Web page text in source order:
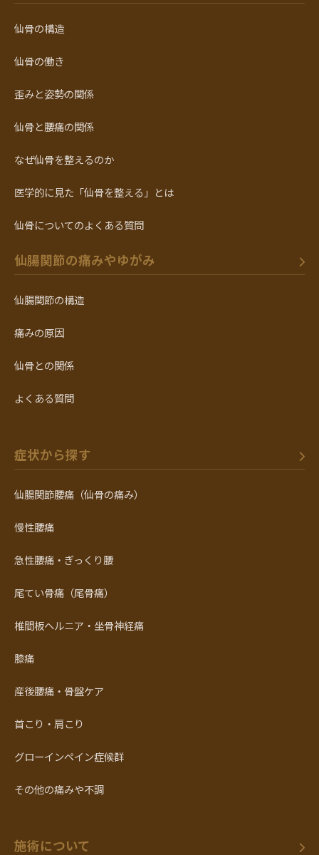
仙骨の構造
仙骨の働き
歪みと姿勢の関係
仙骨と腰痛の関係
なぜ仙骨を整えるのか
医学的に見た「仙骨を整える」とは
仙骨についてのよくある質問
仙腸関節の痛みやゆがみ
仙腸関節の構造
痛みの原因
仙骨との関係
よくある質問
症状から探す
仙腸関節腰痛（仙骨の痛み）
慢性腰痛
急性腰痛・ぎっくり腰
尾てい骨痛（尾骨痛）
椎間板ヘルニア・坐骨神経痛
膝痛
産後腰痛・骨盤ケア
首こり・肩こり
グローインペイン症候群
その他の痛みや不調
施術について